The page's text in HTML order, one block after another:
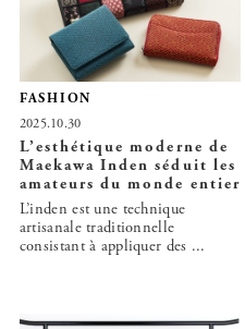
2025.10.30
L’esthétique moderne de
Maekawa Inden séduit les
amateurs du monde entier
L’inden est une technique
artisanale traditionnelle
consistant à appliquer des ...
FASHION